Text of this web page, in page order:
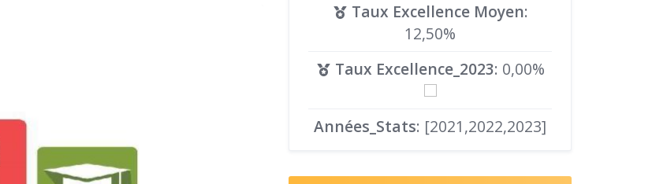
Taux Excellence Moyen:
12,50%
Taux Excellence_2023: 0,00%
Années_Stats: [2021,2022,2023]